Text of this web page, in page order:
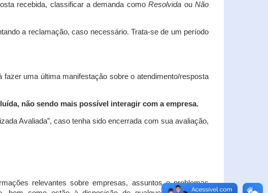
recebida, classificar a demanda comoResolvida ouNão
a reclamação, caso necessário. Trata-se de um período
uma última manifestação sobre o atendimento/resposta
não sendo mais possível interagir com a empresa.
Avaliada”, caso tenha sido encerrada com sua avaliação,
relevantes sobre empresas, assuntos e problemas